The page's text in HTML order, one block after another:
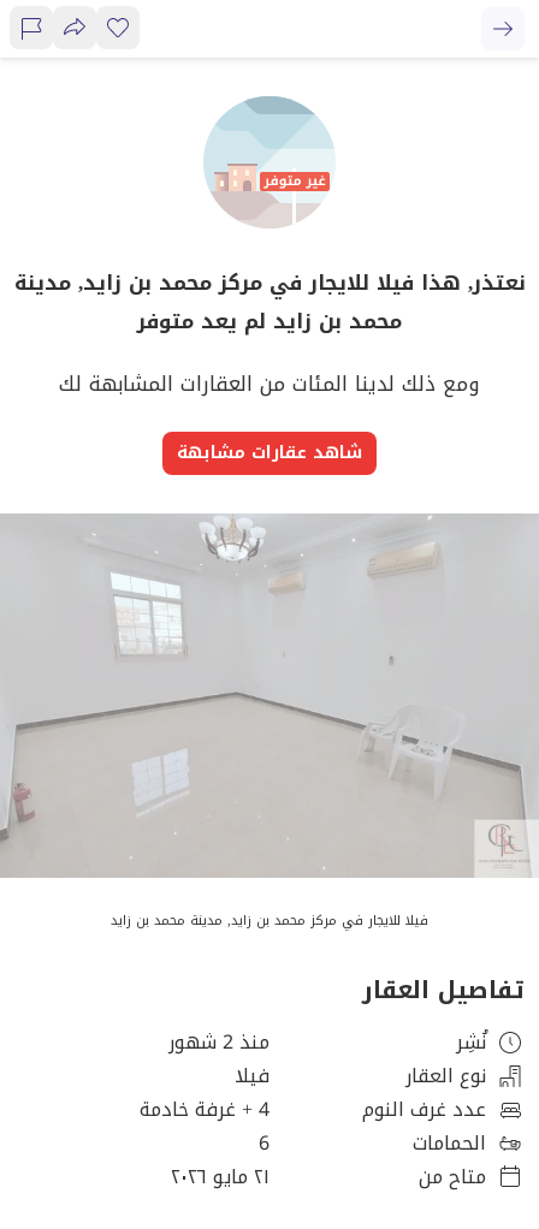
نعتذر, هذا فيلا للايجار في مركز محمد بن زايد, مدينة
محمد بن زايد لم يعد متوفر
ومع ذلك لدينا المئات من العقارات المشابهة لك
شاهد عقارات مشابهة
فيلا للايجار في مركز محمد بن زايد, مدينة محمد بن زايد
تفاصيل العقار
نُشِر
منذ 2 شهور
نوع العقار
فيلا
عدد غرف النوم
4+ غرفة خادمة
الحمامات
6
متاح من
٢١ مايو ٢٠٢٦